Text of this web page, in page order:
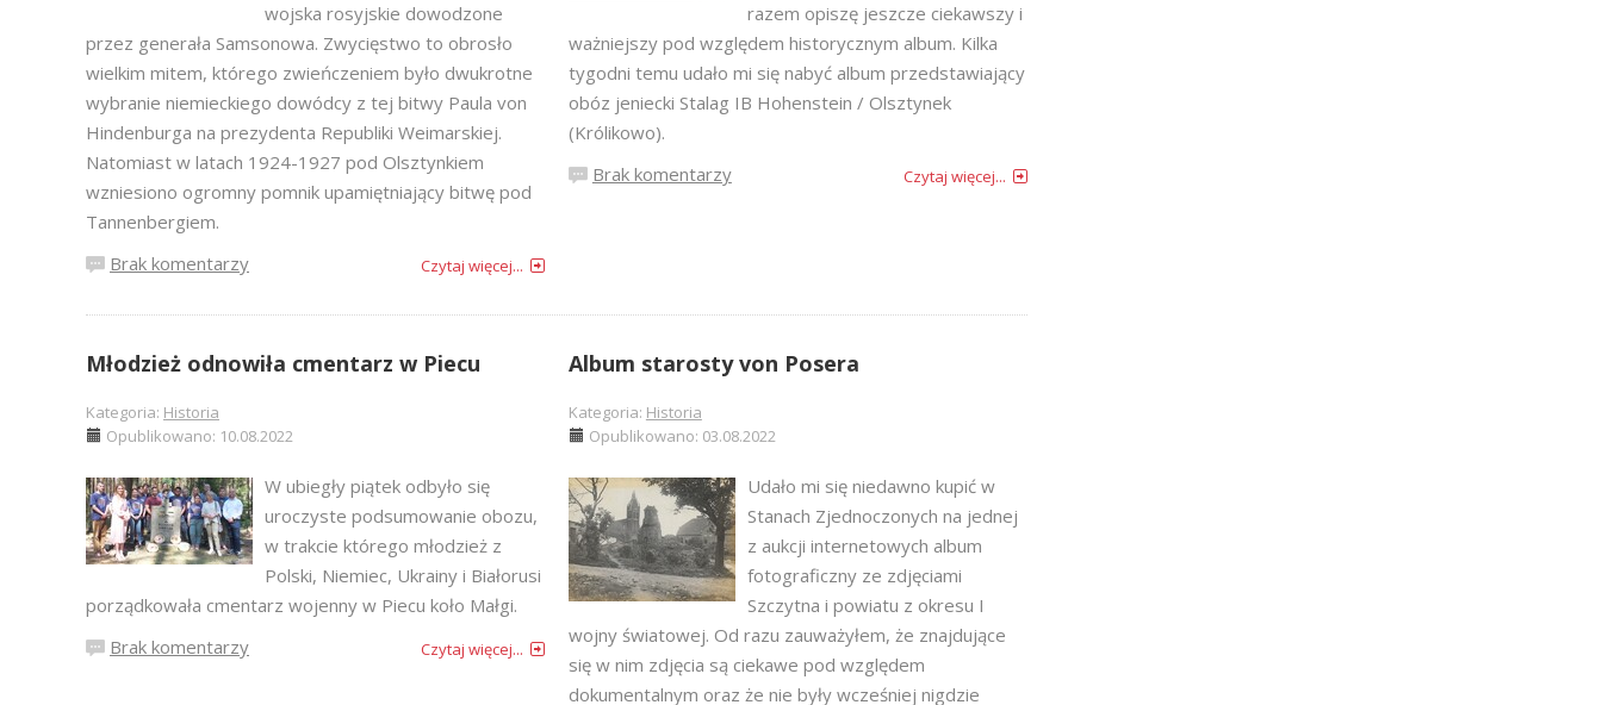
wojska rosyjskie dowodzone
przez generała Samsonowa. Zwycięstwo to obrosło
wielkim mitem, którego zwieńczeniem było dwukrotne
wybranie niemieckiego dowódcy z tej bitwy Paula von
Hindenburga na prezydenta Republiki Weimarskiej.
Natomiast w latach 1924-1927 pod Olsztynkiem
wzniesiono ogromny pomnik upamiętniający bitwę pod
Tannenbergiem.
Brak komentarzy
Czytaj więcej...
razem opiszę jeszcze ciekawszy i
ważniejszy pod względem historycznym album. Kilka
tygodni temu udało mi się nabyć album przedstawiający
obóz jeniecki Stalag IB Hohenstein / Olsztynek
(Królikowo).
Brak komentarzy
Czytaj więcej...
Młodzież odnowiła cmentarz w Piecu
Kategoria: Historia
Opublikowano: 10.08.2022
W ubiegły piątek odbyło się
uroczyste podsumowanie obozu,
w trakcie którego młodzież z
Polski, Niemiec, Ukrainy i Białorusi
porządkowała cmentarz wojenny w Piecu koło Małgi.
Brak komentarzy
Czytaj więcej...
Album starosty von Posera
Kategoria: Historia
Opublikowano: 03.08.2022
Udało mi się niedawno kupić w
Stanach Zjednoczonych na jednej
z aukcji internetowych album
fotograficzny ze zdjęciami
Szczytna i powiatu z okresu I
wojny światowej. Od razu zauważyłem, że znajdujące
się w nim zdjęcia są ciekawe pod względem
dokumentalnym oraz że nie były wcześniej nigdzie